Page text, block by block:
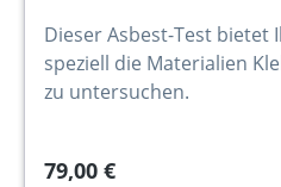
Dieser Asbest-Test bietet
speziell die Materialien
zu untersuchen.
79,00 €